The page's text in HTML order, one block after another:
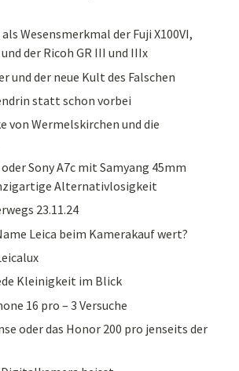
Wesensmerkmal der Fuji X100VI,
der Ricoh GR III und IIIx
und der neue Kult des Falschen
statt schon vorbei
von Wermelskirchen und die
Sony A7c mit Samyang 45mm
Alternativlosigkeit
23.11.24
Leica beim Kamerakauf wert?
Kleinigkeit im Blick
16 pro – 3 Versuche
oder das Honor 200 pro jenseits der